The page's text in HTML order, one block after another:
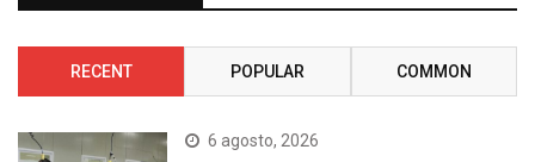
RECENT POPULAR COMMON
6 agosto, 2026